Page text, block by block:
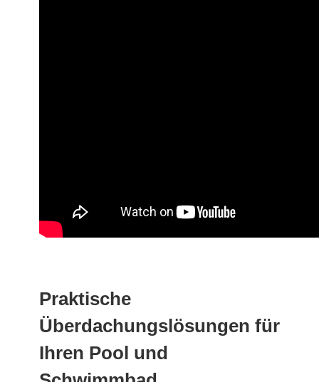
Praktische
Überdachungslösungen für
Ihren Pool und